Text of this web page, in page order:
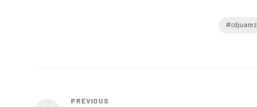
cdjuarez
PREVIOUS